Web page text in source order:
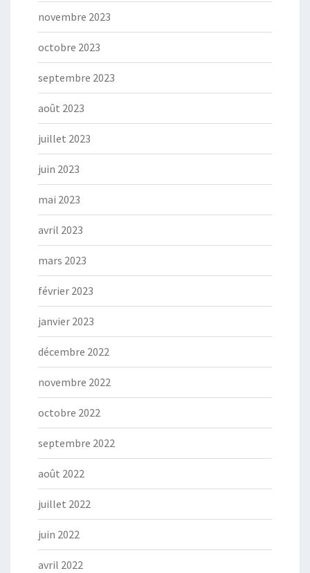
novembre 2023
octobre 2023
septembre 2023
août 2023
juillet 2023
juin 2023
mai 2023
avril 2023
mars 2023
février 2023
janvier 2023
décembre 2022
novembre 2022
octobre 2022
septembre 2022
août 2022
juillet 2022
juin 2022
avril 2022